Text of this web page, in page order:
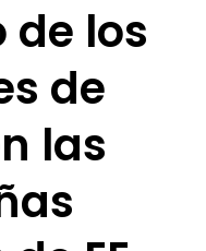
de los
de
las